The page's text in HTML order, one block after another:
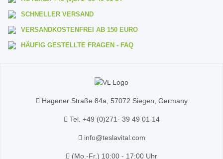
SCHNELLER VERSAND
VERSANDKOSTENFREI AB 150 EURO
HÄUFIG GESTELLTE FRAGEN - FAQ
Hagener Straße 84a, 57072 Siegen, Germany
Tel. +49 (0)271- 39 49 01 14
info@teslavital.com
(Mo.-Fr.) 10:00 - 17:00 Uhr